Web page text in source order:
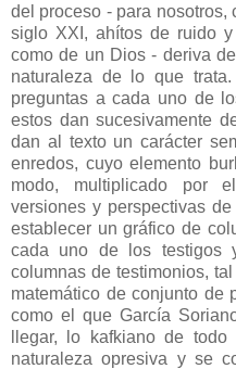
del proceso - para nosotros,
siglo XXI, ahítos de ruido
como de un Dios - deriva
naturaleza de lo que
preguntas a cada uno de
estos dan sucesivamente
dan al texto un carácter
enredos, cuyo elemento
modo, multiplicado por
versiones y perspectivas
establecer un gráfico de
cada uno de los testigos
columnas de testimonios,
matemático de conjunto de
como el que García
llegar, lo kafkiano de
naturaleza opresiva y se